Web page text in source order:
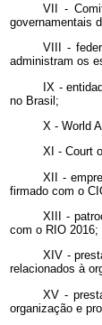
VII -
governamentais
VIII -
administram os
IX -
no Brasil;
X -World
XI -Court
XII -
firmado com o
XIII -
com o RIO 2016;
XIV -
relacionados à
XV -
organização e